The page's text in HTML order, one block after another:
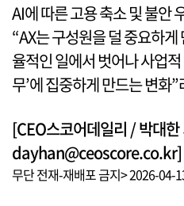
AI에 따른 고용 축소 및 불안
“AX는 구성원을 덜 중요하
율적인 일에서 벗어나 사업
무’에 집중하게 만드는 변화
[CEO스코어데일리 / 박대
dayhan@ceoscore.co.kr]
무단 전재-재배포 금지> 2026-04-